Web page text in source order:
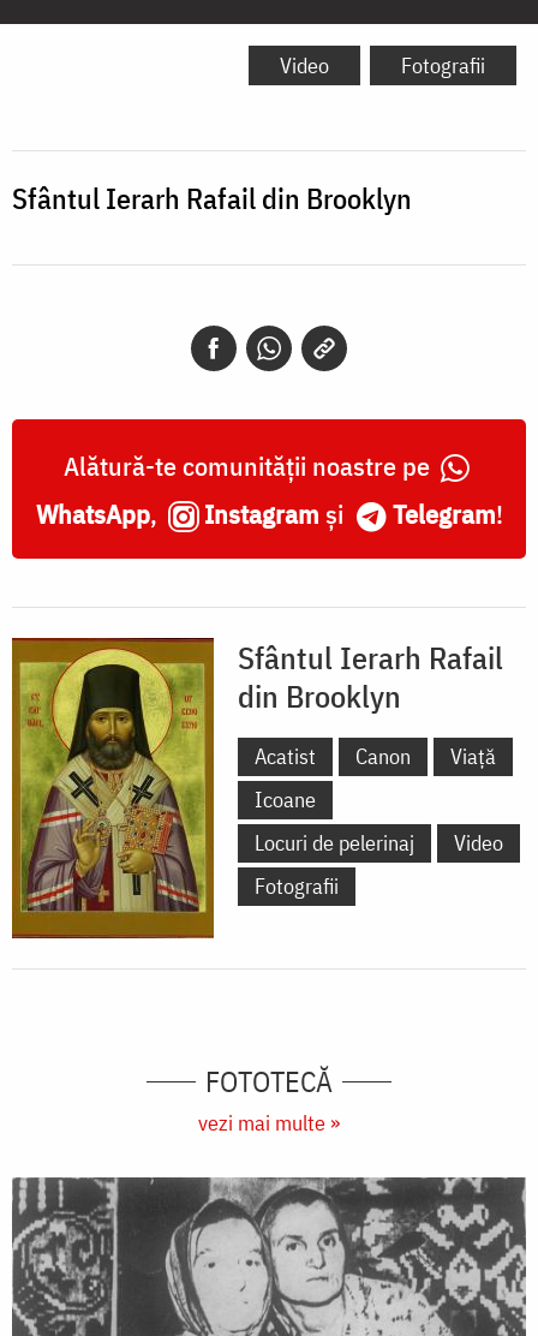
Sfântul
din
Brooklyn
Video Fotografii
Sfântul Ierarh Rafail din Brooklyn
Alătură-te comunității noastre pe
WhatsApp, Instagram și Telegram!
Sfântul Ierarh Rafail
din Brooklyn
Acatist Canon
Viață
Icoane
Locuri de pelerinaj
Video
Fotografii
FOTOTECĂ
vezi mai multe »